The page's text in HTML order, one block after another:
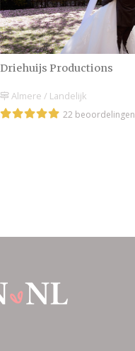
Driehuijs Productions
Almere / Landelijk
22 beoordelingen